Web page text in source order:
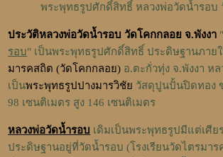
พระพุทธรูปศักดิ์สิทธิ์ หลวงพ่อวัดน้ำรอบ
ประวัติหลวงพ่อวัดน้ำรอบ วัดโคกกลอย จ.พังงา "
รอบ" เป็นพระพุทธรูปศักดิ์สิทธิ์ ประดิษฐานภา
มารคสถิต (วัดโคกกลอย) อ.ตะกั่วทุ่ง จ.พังงา ห
เป็นพระพุทธรูปปางมารวิชัย วัสดุปูนปั้นปิดทอง
98 เซนติเมตร สูง 146 เซนติเมตร
หลวงพ่อวัดน้ำรอบ เดิมเป็นพระพุทธรูปมีแต่เศีย
ประดิษฐานอยู่ที่วัดน้ำรอบ (โรงเรียนวัดไตรมา